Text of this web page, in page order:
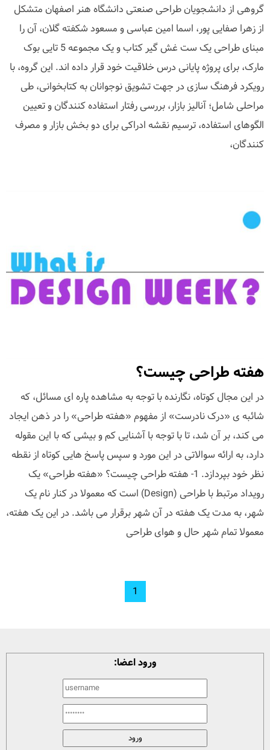
گروهی از دانشجویان طراحی صنعتی دانشگاه هنر اصفهان متشکل
از زهرا صفایی پور، اسما امین عباسی و مسعود شکفته گلان، آن را
مبنای طراحی یک ست غش گیر کتاب و یک مجموعه 5 تایی بوک
مارک، برای پروژه پایانی درس خلاقیت خود قرار داده اند. این گروه، با
رویکرد فرهنگ سازی در جهت تشویق نوجوانان به کتابخوانی، طی
مراحلی شامل؛ آنالیز بازار، بررسی رفتار استفاده کنندگان و تعیین
الگوهای استفاده، ترسیم نقشه ادراکی برای دو بخش بازار و مصرف
کنندگان،
هفته طراحی چیست؟
در این مجال کوتاه، نگارنده با توجه به مشاهده پاره ای مسائل، که
شائبه ی «درک نادرست» از مفهوم «هفته طراحی» را در ذهن ایجاد
می کند، بر آن شد، تا با توجه با آشنایی کم و بیشی که با این مقوله
دارد، به ارائه سوالاتی در این مورد و سپس پاسخ هایی کوتاه از نقطه
نظر خود بپردازد. 1- هفته طراحی چیست؟ «هفته طراحی» یک
رویداد مرتبط با طراحی (Design) است که معمولا در کنار نام یک
شهر، به مدت یک هفته در آن شهر برقرار می باشد. در این یک هفته،
معمولا تمام شهر حال و هوای طراحی
1
ورود اعضا: